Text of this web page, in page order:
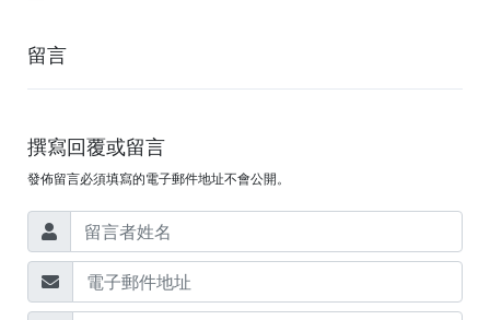
留言
撰寫回覆或留言
發佈留言必須填寫的電子郵件地址不會公開。